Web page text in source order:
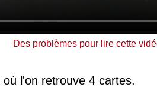
Des problèmes pour lire cette
l'on retrouve 4 cartes.